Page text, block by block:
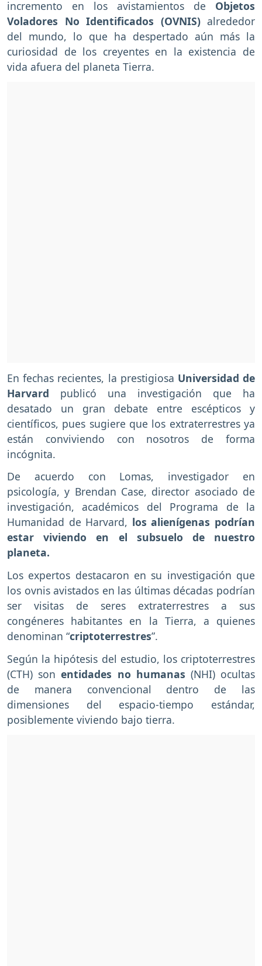
incremento en los avistamientos de Objetos
Voladores No Identificados (OVNIS)alrededor
del mundo, lo que ha despertado aún más la
curiosidad de los creyentes en la existencia de
vida afuera del planeta Tierra.
En fechas recientes, la prestigiosa Universidad de
Harvard publicó una investigación que ha
desatado un gran debate entre escépticos y
científicos, pues sugiere que los extraterrestres ya
están conviviendo con nosotros de forma
incógnita.
De acuerdo con Lomas, investigador en
psicología, y Brendan Case, director asociado de
investigación, académicos del Programa de la
Humanidad de Harvard, los alienígenas podrían
estar viviendo en el subsuelo de nuestro
planeta.
Los expertos destacaron en su investigación que
los ovnis avistados en las últimas décadas podrían
ser visitas de seres extraterrestres a sus
congéneres habitantes en la Tierra, a quienes
denominan “criptoterrestres”.
Según la hipótesis del estudio, los criptoterrestres
(CTH) sonentidades no humanas (NHI) ocultas
de manera convencional dentro de las
dimensiones del espacio-tiempo estándar,
posiblemente viviendo bajo tierra.